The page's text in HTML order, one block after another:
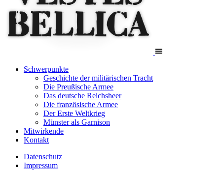
Schwerpunkte
Geschichte der militärischen Tracht
Die Preußische Armee
Das deutsche Reichsheer
Die französische Armee
Der Erste Weltkrieg
Münster als Garnison
Mitwirkende
Kontakt
Datenschutz
Impressum